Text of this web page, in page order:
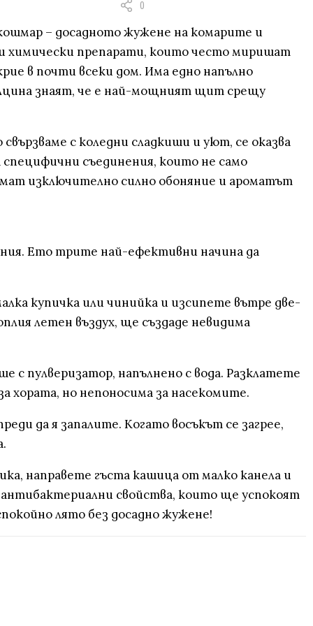
0
– досадното жужене на комарите и
химически препарати, които често миришат
в почти всеки дом. Има едно напълно
знаят, че е най-мощният щит срещу
с коледни сладкиши и уют, се оказва
съединения, които не само
изключително силно обоняние и ароматът
Ето трите най-ефективни начина да
купичка или чинийка и изсипете вътре две-
летен въздух, ще създаде невидима
с пулверизатор, напълнено с вода. Разклатете
хората, но непоносима за насекомите.
да я запалите. Когато восъкът се загрее,
направете гъста кашица от малко канела и
свойства, които ще успокоят
лято без досадно жужене!